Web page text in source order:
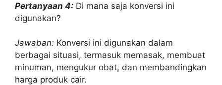
Pertanyaan 4: Di mana saja konversi ini
digunakan?
Jawaban: Konversi ini digunakan dalam
berbagai situasi, termasuk memasak, membuat
minuman, mengukur obat, dan membandingkan
harga produk cair.